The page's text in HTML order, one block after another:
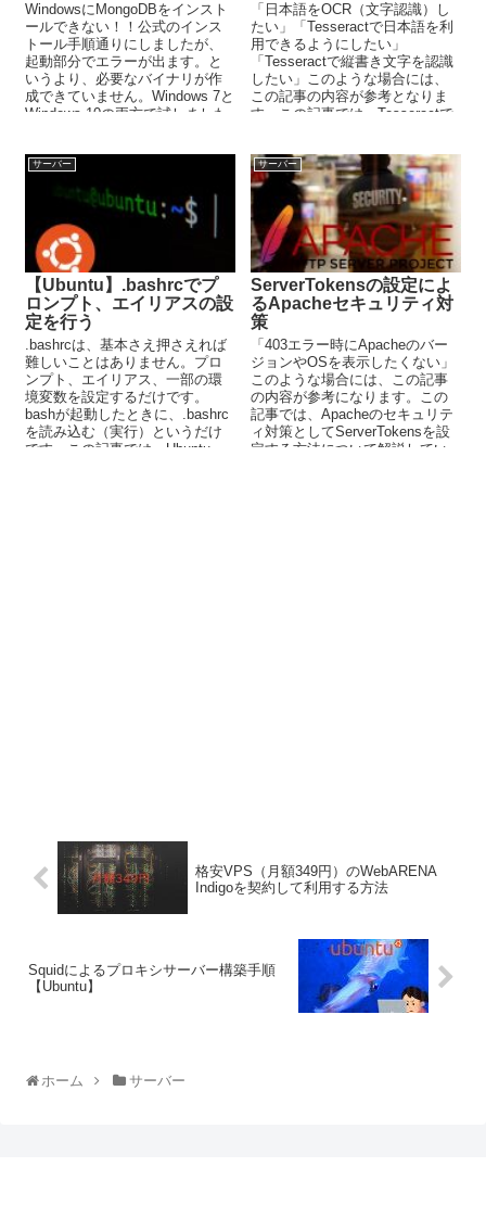
WindowsにMongoDBをインスト
ールできない！！公式のインス
トール手順通りにしましたが、
起動部分でエラーが出ます。と
いうより、必要なバイナリが作
成できていません。Windows 7と
Windows 10の両方で試しました
してください。
「日本語をOCR（文字認識）し
たい」「Tesseractで日本語を利
用できるようにしたい」
「Tesseractで縦書き文字を認識
したい」このような場合には、
この記事の内容が参考となりま
す。この記事では、Tesseractで
サーバー
【Ubuntu】.bashrcでプ
ロンプト、エイリアスの設
定を行う
.bashrcは、基本さえ押さえれば
難しいことはありません。プロ
ンプト、エイリアス、一部の環
境変数を設定するだけです。
bashが起動したときに、.bashrc
を読み込む（実行）というだけ
です。この記事では、Ubuntu
サーバー
ServerTokensの設定によ
るApacheセキュリティ対
策
「403エラー時にApacheのバー
ジョンやOSを表示したくない」
このような場合には、この記事
の内容が参考になります。この
記事では、Apacheのセキュリテ
ィ対策としてServerTokensを設
定する方法について解説してい
格安VPS（月額349円）のWebARENA
Indigoを契約して利用する方法
Squidによるプロキシサーバー構築手順
【Ubuntu】
ホーム サーバー